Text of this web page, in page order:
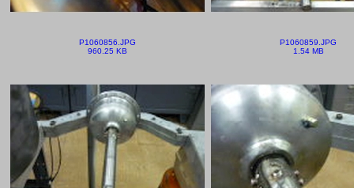
P1060856.JPG
960.25 KB
P1060859.JPG
1.54 MB